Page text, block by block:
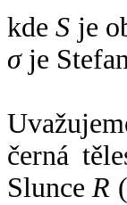
kdeS je
σje
černá
SlunceR